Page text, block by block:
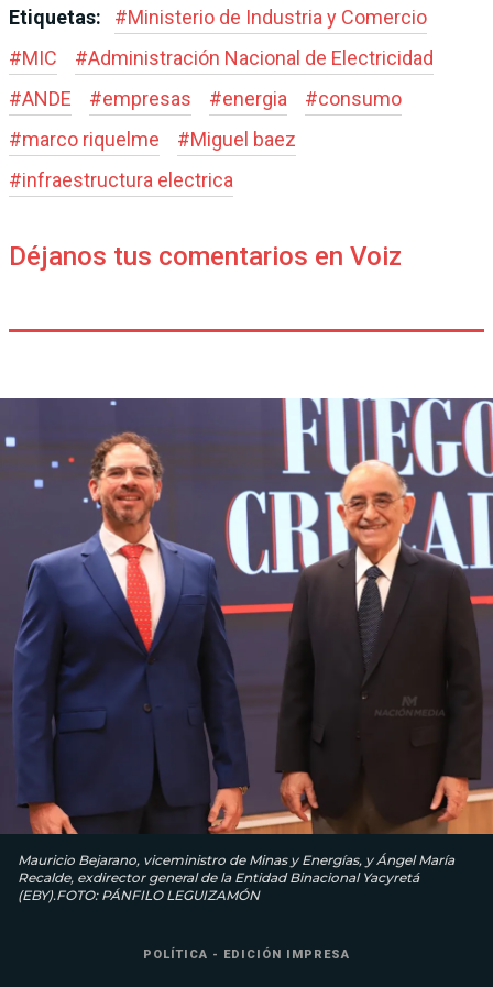
Etiquetas: #Ministerio de Industria y Comercio
#MIC #Administración Nacional de Electricidad
#ANDE #empresas #energia #consumo
#marco riquelme #Miguel baez
#infraestructura electrica
Déjanos tus comentarios en Voiz
Mauricio Bejarano, viceministro de Minas y Energías, y Ángel María
Recalde, exdirector general de la Entidad Binacional Yacyretá
(EBY).FOTO: PÁNFILO LEGUIZAMÓN
POLÍTICA - EDICIÓN IMPRESA